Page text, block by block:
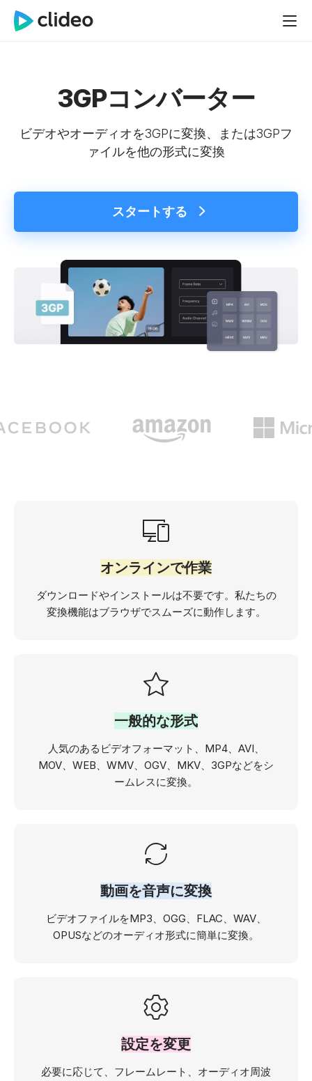
3GPコンバーター
ビデオやオーディオを3GPに変換、または3GPフ
ァイルを他の形式に変換
スタートする
オンラインで作業
ダウンロードやインストールは不要です。私たちの
変換機能はブラウザでスムーズに動作します。
一般的な形式
人気のあるビデオフォーマット、MP4、AVI、
MOV、WEB、WMV、OGV、MKV、3GPなどをシ
ームレスに変換。
動画を音声に変換
ビデオファイルをMP3、OGG、FLAC、WAV、
OPUSなどのオーディオ形式に簡単に変換。
設定を変更
必要に応じて、フレームレート、オーディオ周波